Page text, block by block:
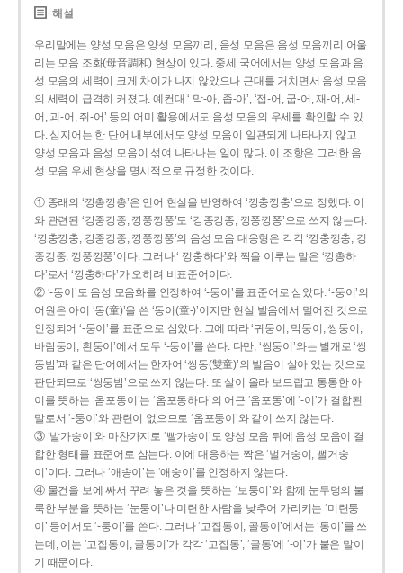
해설
우리말에는 양성 모음은 양성 모음끼리, 음성 모음은 음성 모음끼리 어울
리는 모음 조화(母音調和) 현상이 있다. 중세 국어에서는 양성 모음과 음
성 모음의 세력이 크게 차이가 나지 않았으나 근대를 거치면서 음성 모음
의 세력이 급격히 커졌다. 예컨대 ‘ 막-아, 좁-아’, ‘접-어, 굽-어, 재-어, 세-
어, 괴-어, 쥐-어’ 등의 어미 활용에서도 음성 모음의 우세를 확인할 수 있
다. 심지어는 한 단어 내부에서도 양성 모음이 일관되게 나타나지 않고
양성 모음과 음성 모음이 섞여 나타나는 일이 많다. 이 조항은 그러한 음
성 모음 우세 현상을 명시적으로 규정한 것이다.
① 종래의 ‘깡총깡총’은 언어 현실을 반영하여 ‘깡충깡충’으로 정했다. 이
와 관련된 ‘강중강중, 깡쭝깡쭝’도 ‘강종강종, 깡쫑깡쫑’으로 쓰지 않는다.
‘깡충깡충, 강중강중, 깡쭝깡쭝’의 음성 모음 대응형은 각각 ‘껑충껑충, 겅
중겅중, 껑쭝껑쭝’이다. 그러나 ‘ 껑충하다’와 짝을 이루는 말은 ‘깡총하
다’로서 ‘깡충하다’가 오히려 비표준어이다.
② ‘-동이’도 음성 모음화를 인정하여 ‘-둥이’를 표준어로 삼았다. ‘-둥이’의
어원은 아이 ‘동(童)’을 쓴 ‘동이(童-)’이지만 현실 발음에서 멀어진 것으로
인정되어 ‘-둥이’를 표준으로 삼았다. 그에 따라 ‘귀둥이, 막둥이, 쌍둥이,
바람둥이, 흰둥이’에서 모두 ‘-둥이’를 쓴다. 다만, ‘쌍둥이’와는 별개로 ‘쌍
동밤’과 같은 단어에서는 한자어 ‘쌍동(雙童)’의 발음이 살아 있는 것으로
판단되므로 ‘쌍둥밤’으로 쓰지 않는다. 또 살이 올라 보드랍고 통통한 아
이를 뜻하는 ‘옴포동이’는 ‘옴포동하다’의 어근 ‘옴포동’에 ‘-이’가 결합된
말로서 ‘-둥이’와 관련이 없으므로 ‘옴포둥이’와 같이 쓰지 않는다.
③ ‘발가숭이’와 마찬가지로 ‘빨가숭이’도 양성 모음 뒤에 음성 모음이 결
합한 형태를 표준어로 삼는다. 이에 대응하는 짝은 ‘벌거숭이, 뻘거숭
이’이다. 그러나 ‘애송이’는 ‘애숭이’를 인정하지 않는다.
④ 물건을 보에 싸서 꾸려 놓은 것을 뜻하는 ‘보퉁이’와 함께 눈두덩의 불
룩한 부분을 뜻하는 ‘눈퉁이’나 미련한 사람을 낮추어 가리키는 ‘미련퉁
이’ 등에서도 ‘-퉁이’를 쓴다. 그러나 ‘고집통이, 골통이’에서는 ‘통이’를 쓰
는데, 이는 ‘고집통이, 골통이’가 각각 ‘고집통’, ‘골통’에 ‘-이’가 붙은 말이
기 때문이다.